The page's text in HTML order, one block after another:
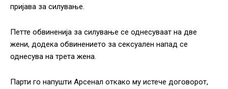
пријава за силување.
Петте обвиненија за силување се однесуваат на две
жени, додека обвинението за сексуален напад се
однесува на трета жена.
Парти го напушти Арсенал откако му истече договорот,